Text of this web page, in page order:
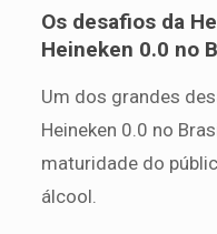
Os desafios da
Heineken 0.0 no
Um dos grandes
Heineken 0.0 no
maturidade do
álcool.